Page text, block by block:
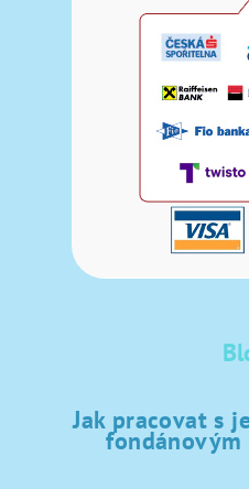
Jak pracovat s
fondánovým